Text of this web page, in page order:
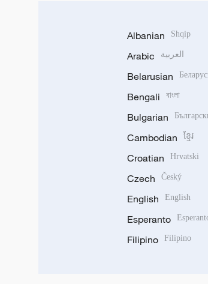
Albanian Shqip
Arabic العربية
Belarusian
Bengali বাংলা
Bulgarian
Cambodian ខ្មែរ
Croatian Hrvatski
Czech Český
English English
Esperanto
Filipino Filipino